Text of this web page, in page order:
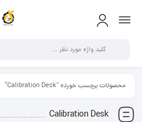
محصولات برچسب خورده “Calibration Desk”
Calibration Desk